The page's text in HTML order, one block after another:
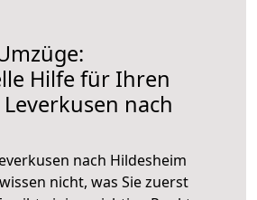
Hilfe für Ihren
nach
nach Hildesheim
nicht, was Sie zuerst